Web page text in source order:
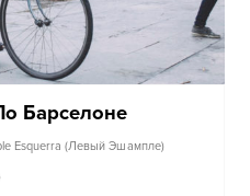
Барселоне
Esquerra (Левый Эшампле)